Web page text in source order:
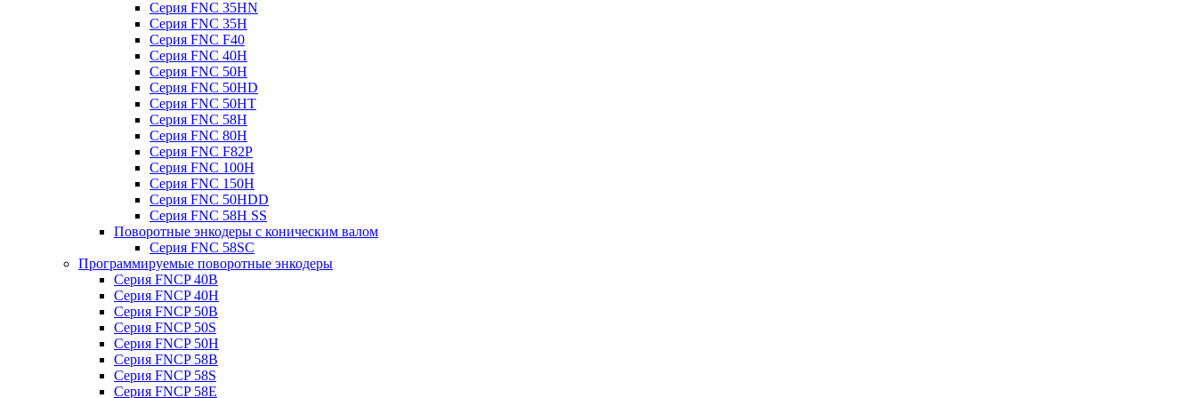
Серия FNC 35HN
Серия FNC 35H
Серия FNC F40
Серия FNC 40H
Серия FNC 50H
Серия FNC 50HD
Серия FNC 50HT
Серия FNC 58H
Серия FNC 80H
Серия FNC F82P
Серия FNC 100H
Серия FNC 150H
Серия FNC 50HDD
Серия FNC 58H SS
Поворотные энкодеры с коническим валом
Серия FNC 58SC
Программируемые поворотные энкодеры
Серия FNCP 40B
Серия FNCP 40H
Серия FNCP 50B
Серия FNCP 50S
Серия FNCP 50H
Серия FNCP 58B
Серия FNCP 58S
Серия FNCP 58E